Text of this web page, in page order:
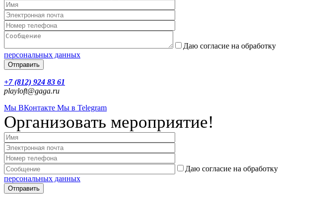
Даю согласие на обработку
персональных данных
+7 (812) 924 83 61
playloft@gaga.ru
Мы ВКонтакте Мы в Telegram
Организовать мероприятие!
Даю согласие на обработку
персональных данных